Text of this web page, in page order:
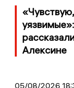
Алексине
05/08/2026